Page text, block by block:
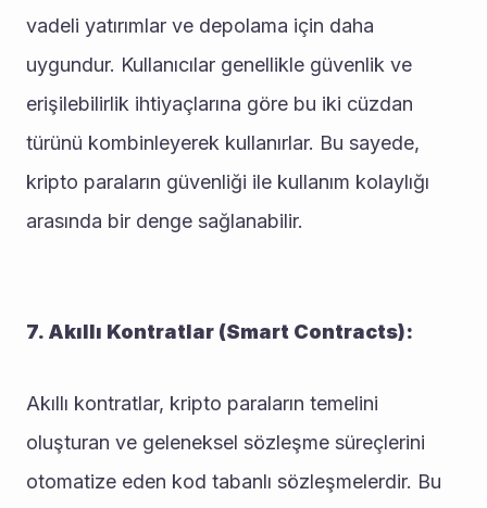
vadeli yatırımlar ve depolama için daha
uygundur. Kullanıcılar genellikle güvenlik ve
erişilebilirlik ihtiyaçlarına göre bu iki cüzdan
türünü kombinleyerek kullanırlar. Bu sayede,
kripto paraların güvenliği ile kullanım kolaylığı
arasında bir denge sağlanabilir.
7. Akıllı Kontratlar (Smart Contracts):
Akıllı kontratlar, kripto paraların temelini
oluşturan ve geleneksel sözleşme süreçlerini
otomatize eden kod tabanlı sözleşmelerdir. Bu